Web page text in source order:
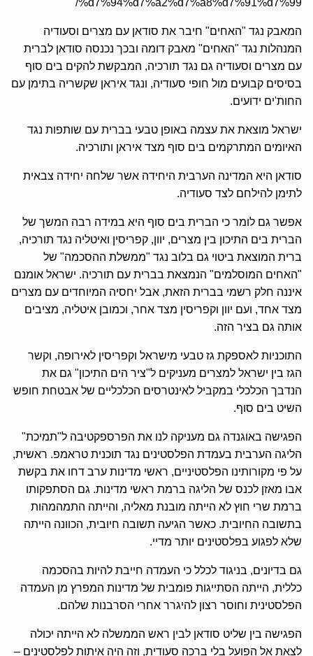
%d7%94%d7%a2%d7%a8%d7%91%d7%99/
המאבק נגד "האחים" חיבר את סודאן עם מצרים וסעודיה
המנהלות נגד "האחים" מאבק דומה ובכך נכנסה סודאן לברית
עם מצרים וסעודיה גם נגד תורכיה, המבקשת להקים בים סוף
בסיסים קבועים מול חופי סעודיה, ונגד איראן שקשריה בתימן עם
החות'ים ידועים.
ישראל מוצאת את עצמה באופן טבעי בברית עם שותפות נגד
האיומים המתרקמים בים סוף מצד איראן ותורכיה.
סודאן היא המדינה הערבית היחידה אשר שלחה יחידה צבאית
לתימן להילחם לצד סעודיה.
אפשר גם לומר כי הברית בים סוף היא במידה רבה המשך של
הברית בים התיכון בין מצרים, יוון, קפריסין ואיטליה נגד תורכיה,
ברית המוצאת ביטוי גם בלוב נגד "ממשלת ההסכמה" של
"האחים המוסלמים" הנמצאת בברית עם תורכיה. ישראל אומנם
איננה חלק רשמי בברית הזאת, אבל יחסיה המיוחדים עם מצרים
מצד אחד, ועם יוון וקפריסין מצד אחר, וכמובן איטליה, מציבים
אותה גם בציר הזה.
התוכניות לאספקת גז טבעי מישראל וקפריסין לאירופה, וקשר
הגז בין ישראל למצרים מעניקים ל"ציר הים התיכון" גם את
הנדבך הכלכלי במקביל לאינטרסים הכלכליים של אבטחת חופש
השיט בים סוף.
הפגישה באוגנדה גם מעניקה לנו את הפרספקטיבה ל"תמיכת"
הליגה הערבית בעמדת הפלסטינים נגד תוכנית טראמפ. ראשית,
על פי מקורותינו הפלסטיניים, ראשי מדינות ערב דחו את בקשת
אבו מאזן לכנס של הליגה ברמת ראשי מדינות. גם הסתפקותו
ברמת שרי חוץ לא הייתה מובנת מאליה, והייתה התמהמהות
בתשובה החיובית. כאשר הגיעה תשובה חיובית, הכוונה הייתה
שלא לפגוע בפלסטינים יותר מדיי.
גם בדיונים, בניגוד לכלל כי העמדה חייבת להיות בהסכמה
כללית, הייתה הסתייגות פומבית של מדינות המפרץ מן העמדה
הפלסטינית וחוסר רצון להיגרר אחרי הסרבנות שלהם.
הפגישה בין שליט סודאן לבין ראש הממשלה לא הייתה יכולה
לצאת אל הפועל בלי ברכה סעודית, וזה היה איתות לפלסטינים –